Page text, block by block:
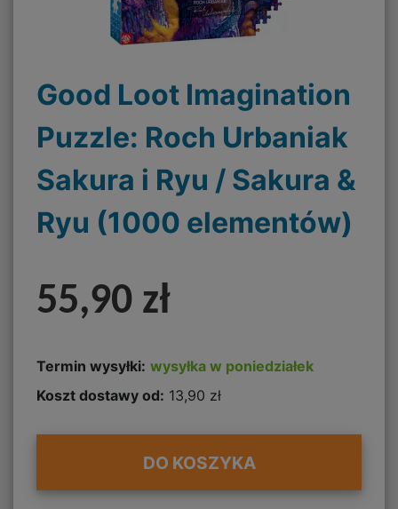
Good Loot Imagination
Puzzle: Roch Urbaniak
Sakura i Ryu / Sakura &
Ryu (1000 elementów)
55,90 zł
Termin wysyłki: wysyłka w poniedziałek
Koszt dostawy od: 13,90 zł
DO KOSZYKA